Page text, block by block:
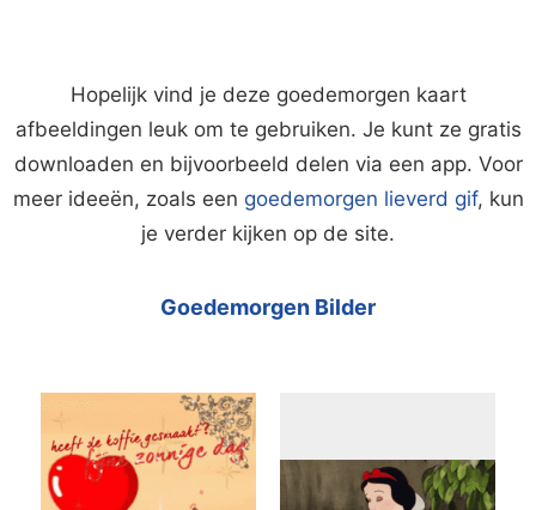
Hopelijk vind je deze goedemorgen kaart
afbeeldingen leuk om te gebruiken. Je kunt ze gratis
downloaden en bijvoorbeeld delen via een app. Voor
meer ideeën, zoals een goedemorgen lieverd gif, kun
je verder kijken op de site.
Goedemorgen Bilder